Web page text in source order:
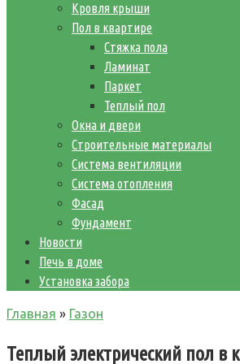
Кровля крыши
Пол в квартире
Стяжка пола
Ламинат
Паркет
Теплый пол
Окна и двери
Строительные материалы
Система вентиляции
Система отопления
Фасад
Фундамент
Новости
Печь в доме
Установка забора
Главная » Газон
Теплый электрический пол в